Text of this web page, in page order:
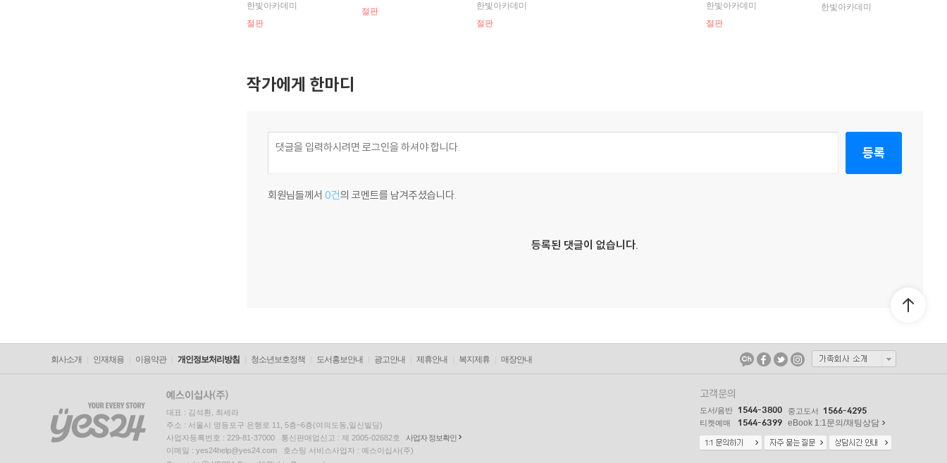
한빛아카데미
절판
절판
한빛아카데미
절판
한빛아카데미
절판
한빛아카데미
작가에게 한마디
등록
회원님들께서 0건의 코멘트를 남겨주셨습니다.
등록된 댓글이 없습니다.
회사소개 인재채용 이용약관 개인정보처리방침 청소년보호정책 도서홍보안내 광고안내 제휴안내 복지제휴 매장안내
대표 : 김석환, 최세라
주소 : 서울시 영등포구 은행로 11, 5층~6층(여의도동,일신빌딩)
사업자등록번호 : 229-81-37000 통신판매업신고 : 제 2005-02682호
사업자 정보확인
이메일 : yes24help@yes24.com 호스팅 서비스사업자 : 예스이십사(주)
고객문의
도서/음반 1544-3800 중고도서 1566-4295
티켓예매 1544-6399 eBook 1:1문의/채팅상담